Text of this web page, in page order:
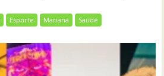
Esporte Mariana Saúde